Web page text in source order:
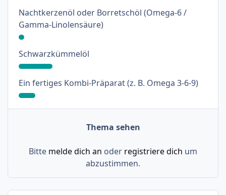
Nachtkerzenöl oder Borretschöl (Omega-6 /
Gamma-Linolensäure): 3%
Schwarzkümmelöl: 18%
Ein fertiges Kombi-Präparat (z. B. Omega 3-6-9): 9%
Thema sehen
Bitte melde dich an oder registriere dich um
abzustimmen.